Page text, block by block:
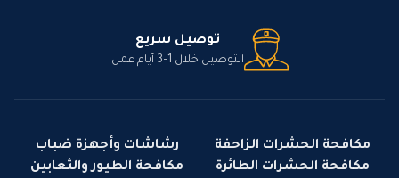
توصيل سريع
التوصيل خلال 1–3 أيام عمل
مكافحة الحشرات الزاحفة
مكافحة الحشرات الطائرة
رشاشات وأجهزة ضباب
مكافحة الطيور والثعابين